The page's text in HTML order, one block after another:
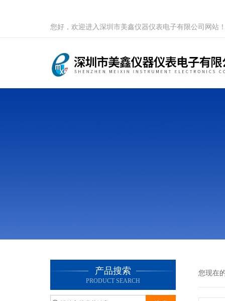
您好，欢迎进入深圳市美鑫仪器仪表电子有限公司网站
产品搜索
PRODUCT SEARCH
您现在